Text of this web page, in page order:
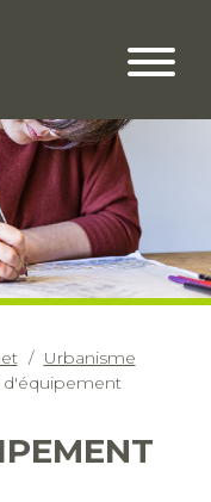
Urbanisme
d'équipement